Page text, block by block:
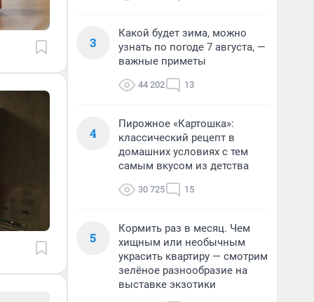
3
Какой будет зима, можно
узнать по погоде 7 августа, —
важные приметы
44 202 13
4
Пирожное «Картошка»:
классический рецепт в
домашних условиях с тем
самым вкусом из детства
30 725 15
5
Кормить раз в месяц. Чем
хищным или необычным
украсить квартиру — смотрим
зелёное разнообразие на
выставке экзотики